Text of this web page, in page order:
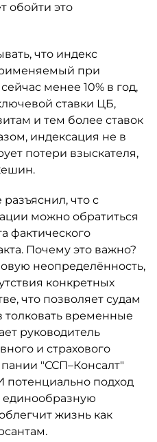
обойти это
что индекс
при
менее 10% в год,
ставки ЦБ,
и тем более ставок
индексация не в
потери взыскателя,
что с
можно обратиться
фактического
Почему это важно?
неопределённость,
конкретных
что позволяет судам
толковать временные
руководитель
и страхового
"ССП–Консалт"
потенциально подход
единообразную
жизнь как